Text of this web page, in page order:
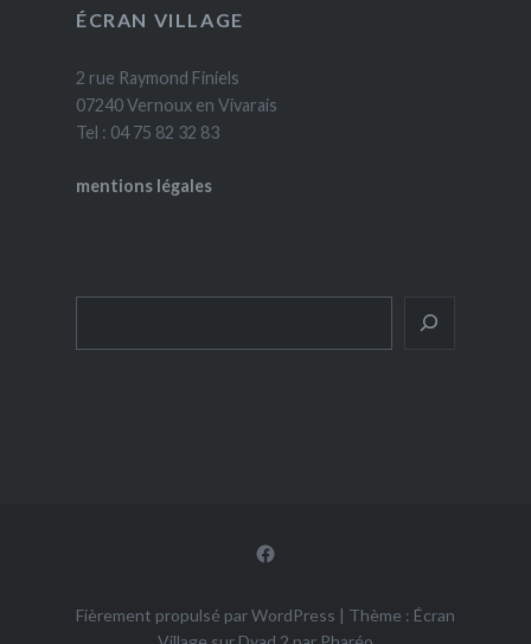
ÉCRAN VILLAGE
2 rue Raymond Finiels
07240 Vernoux en Vivarais
Tel : 04 75 82 32 83
mentions légales
Facebook
Fièrement propulsé par WordPress | Thème : Écran